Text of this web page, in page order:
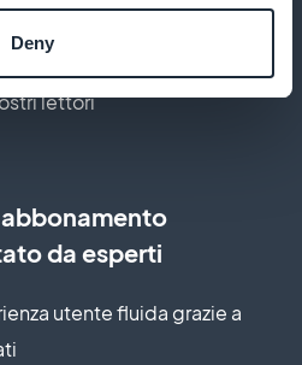
Deny
lettori
abbonamento
da esperti
utente fluida grazie a